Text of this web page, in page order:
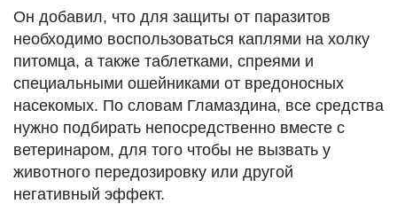
Он добавил, что для защиты от паразитов
необходимо воспользоваться каплями на холку
питомца, а также таблетками, спреями и
специальными ошейниками от вредоносных
насекомых. По словам Гламаздина, все средства
нужно подбирать непосредственно вместе с
ветеринаром, для того чтобы не вызвать у
животного передозировку или другой
негативный эффект.